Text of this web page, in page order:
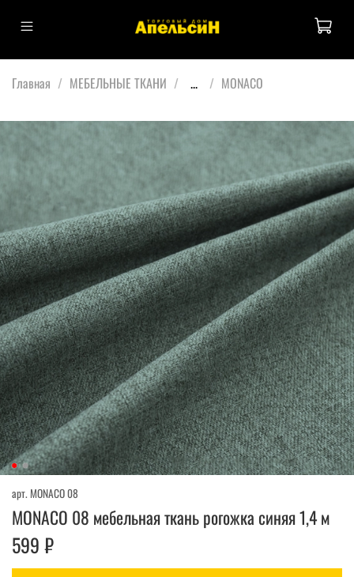
Главная МЕБЕЛЬНЫЕ ТКАНИ ... MONACO
арт. MONACO 08
MONACO 08 мебельная ткань рогожка синяя 1,4 м
599 ₽